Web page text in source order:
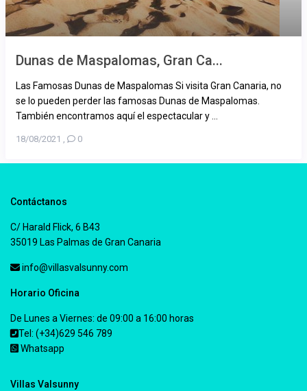
Dunas de Maspalomas, Gran Ca...
Las Famosas Dunas de Maspalomas Si visita Gran Canaria, no
se lo pueden perder las famosas Dunas de Maspalomas.
También encontramos aquí el espectacular y ...
18/08/2021 , 0
Contáctanos
C/ Harald Flick, 6 B43
35019 Las Palmas de Gran Canaria
info@villasvalsunny.com
Horario Oficina
De Lunes a Viernes: de 09:00 a 16:00 horas
Tel: (+34)629 546 789
Whatsapp
Villas Valsunny